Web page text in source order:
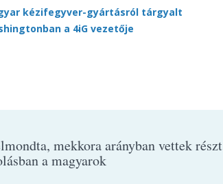
kézifegyver-gyártásról tárgyalt
a 4iG vezetője
mekkora arányban vettek részt
a magyarok